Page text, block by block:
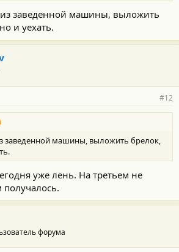
заведенной машины, выложить
и уехать.
#12
заведенной машины, выложить брелок,
уже лень. На третьем не
форума